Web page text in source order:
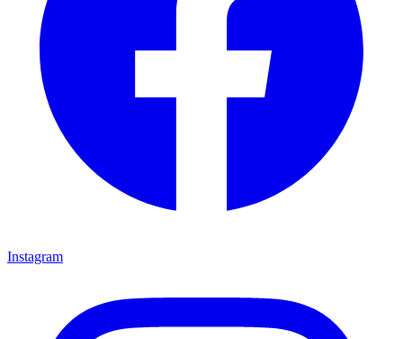
Instagram